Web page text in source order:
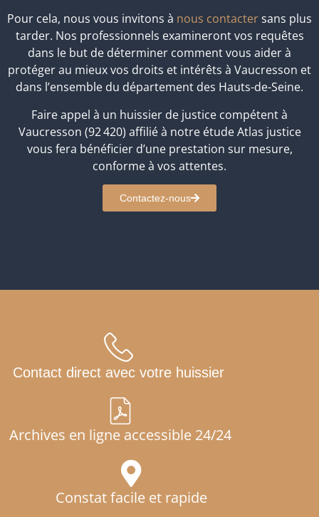
Pour cela, nous vous invitons à nous contactersans plus
tarder. Nos professionnels examineront vos requêtes
dans le but de déterminer comment vous aider à
protéger au mieux vos droits et intérêts à Vaucresson et
dans l’ensemble du département des Hauts-de-Seine.
Faire appel à un huissier de justice compétent à
Vaucresson (92 420) affilié à notre étude Atlas justice
vous fera bénéficier d’une prestation sur mesure,
conforme à vos attentes.
Contactez-nous
Contact direct avec votre huissier
Archives en ligne accessible 24/24
Constat facile et rapide